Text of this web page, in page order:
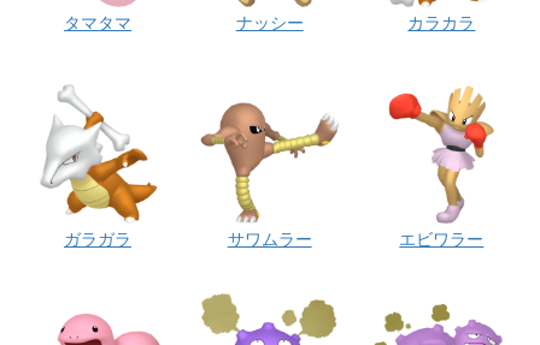
タマタマ ナッシー カラカラ
ガラガラ サワムラー エビワラー